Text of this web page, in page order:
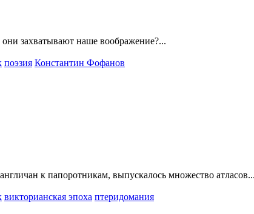
они захватывают наше воображение?...
поэзия Константин Фофанов
к папоротникам, выпускалось множество атласов...
викторианская эпоха птеридомания